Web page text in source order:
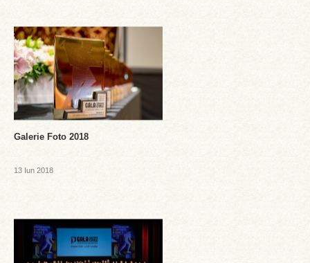
Galerie Foto 2018
13 Iun 2018